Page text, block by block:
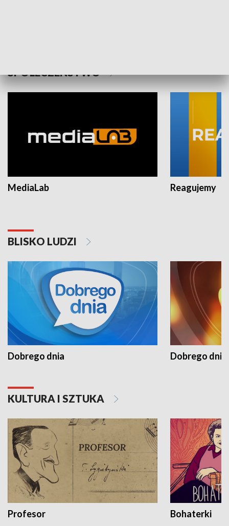
SPOŁECZEŃSTWO
MediaLab Reagujemy
BLISKO LUDZI
Dobrego dnia Dobrego dnia
KULTURA I SZTUKA
Profesor Bohaterki